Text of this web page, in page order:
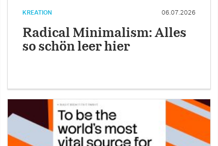
KREATION 06.07.2026
Radical Minimalism: Alles
so schön leer hier